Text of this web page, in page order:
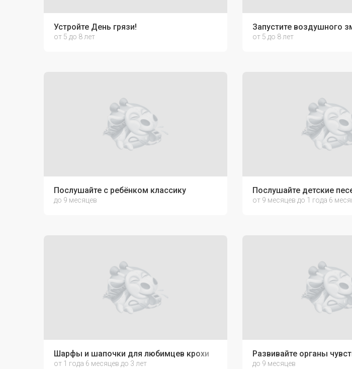
Устройте День грязи!
от 5 до 8 лет
Запустите воздушного
от 5 до 8 лет
Послушайте с ребёнком классику
до 9 месяцев
Послушайте детские
от 9 месяцев до 1 года 6
Шарфы и шапочки для любимцев крохи
от 1 года 6 месяцев до 3 лет
Развивайте органы
до 9 месяцев